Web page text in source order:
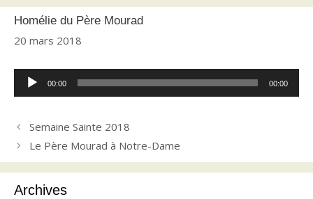
Homélie du Père Mourad
20 mars 2018
Lecteur
audio
00:00 00:00
Semaine Sainte 2018
Le Père Mourad à Notre-Dame
Archives